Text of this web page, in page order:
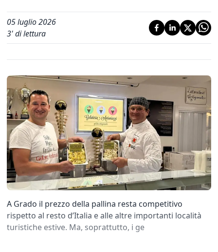
05 luglio 2026
3' di lettura
A Grado il prezzo della pallina resta competitivo
rispetto al resto d’Italia e alle altre importanti località
turistiche estive. Ma, soprattutto, i ge